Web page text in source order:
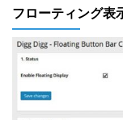
フローティング表